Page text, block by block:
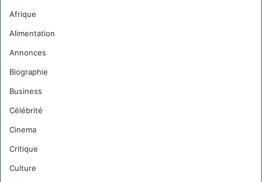
Afrique
Alimentation
Annonces
Biographie
Business
Célébrité
Cinema
Critique
Culture